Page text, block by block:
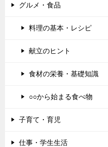
グルメ・食品
料理の基本・レシピ
献立のヒント
食材の栄養・基礎知識
○○から始まる食べ物
子育て・育児
仕事・学生生活